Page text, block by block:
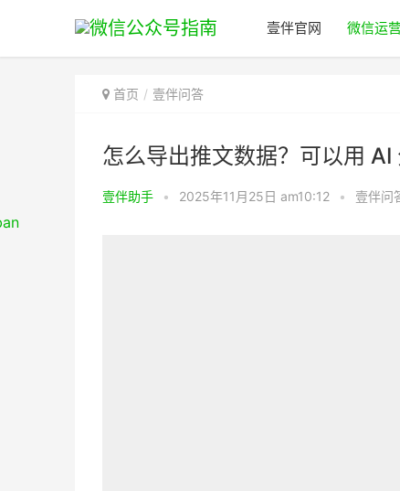
壹伴官网 微信运
首页 壹伴问答
怎么导出推文数据？可以用 AI
壹伴助手 • 2025年11月25日 am10:12 • 壹伴问